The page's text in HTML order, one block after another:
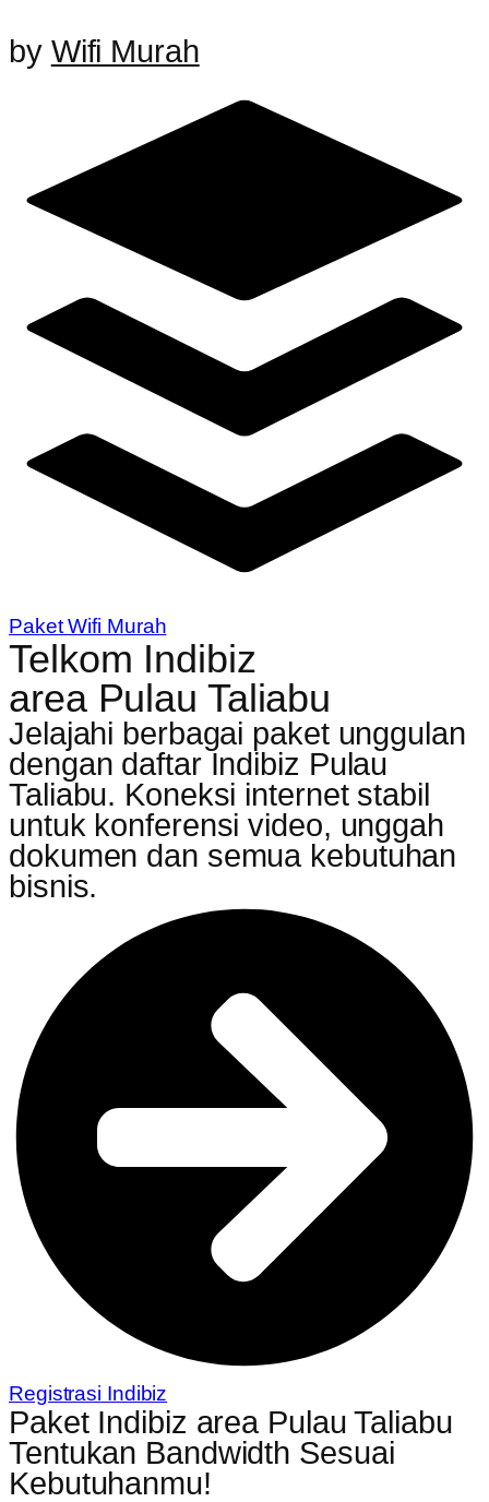
by Wifi Murah
Paket Wifi Murah
Telkom Indibiz
area Pulau Taliabu
Jelajahi berbagai paket unggulan
dengan daftar Indibiz Pulau
Taliabu. Koneksi internet stabil
untuk konferensi video, unggah
dokumen dan semua kebutuhan
bisnis.
Registrasi Indibiz
Paket Indibiz area Pulau Taliabu
Tentukan Bandwidth Sesuai
Kebutuhanmu!